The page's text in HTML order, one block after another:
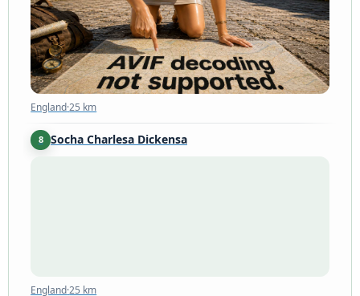
England·25 km
8 Socha Charlesa Dickensa
England·25 km